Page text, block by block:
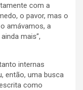
com a
o pavor, mas o
amávamos, a
mais”,
internas
então, uma busca
como